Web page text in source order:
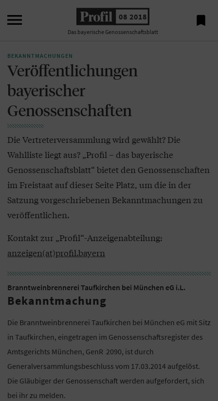
 08 2018
Das bayerische Genossenschaftsblatt

BEKANNTMACHUNGEN
Veröffentlichungen
bayerischer
Genossenschaften
Die Vertreterversammlung wird gewählt? Die
Wahlliste liegt aus? „Profil – das bayerische
Genossenschaftsblatt“ bietet den Genossenschaften
im Freistaat auf dieser Seite Platz, um die in der
Satzung vorgeschriebenen Bekanntmachungen zu
veröffentlichen.
Kontakt zur „Profil“-Anzeigenabteilung:
anzeigen(at)profil.bayern
Branntweinbrennerei Taufkirchen bei München eG i.L.
Bekanntmachung
Die Branntweinbrennerei Taufkirchen bei München eG mit Sitz
in Taufkirchen, eingetragen im Genossenschaftsregister des
Amtsgerichts München, GenR 2090, ist durch
Generalversammlungsbeschluss vom 17.03.2014 aufgelöst.
Die Gläubiger der Genossenschaft werden aufgefordert, sich
bei ihr zu melden.